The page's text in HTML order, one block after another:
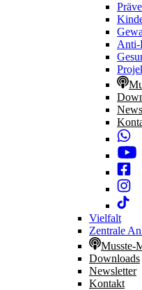
Anti-
Vielfalt
Zentrale
Musste-
Downloads
Newsletter
Kontakt